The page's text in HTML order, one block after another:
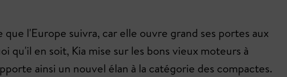
l'Europe suivra, car elle ouvre grand ses portes aux
qu'il en soit, Kia mise sur les bons vieux moteurs à
ainsi un nouvel élan à la catégorie des compactes.